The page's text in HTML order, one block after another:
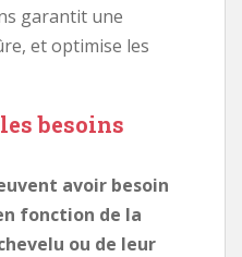
garantit une
et optimise les
besoins
avoir besoin
fonction de la
ou de leur